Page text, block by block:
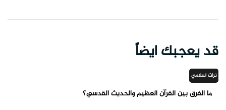
قد يعجبك ايضاً
تراث اسلامي
ما الفرق بين القرآن العظيم والحديث القدسي؟